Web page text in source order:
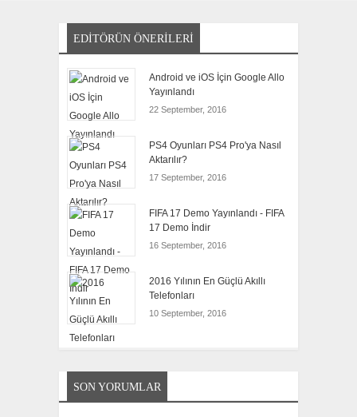
EDITÖRÜN ÖNERILERI
Android ve iOS İçin Google Allo
Yayınlandı
22 September, 2016
PS4 Oyunları PS4 Pro'ya Nasıl
Aktarılır?
17 September, 2016
FIFA 17 Demo Yayınlandı - FIFA
17 Demo İndir
16 September, 2016
2016 Yılının En Güçlü Akıllı
Telefonları
10 September, 2016
SON YORUMLAR